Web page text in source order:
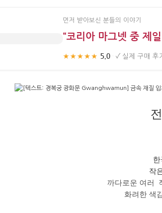
먼저 받아보신 분들의 이야기
“코리아 마그넷 중 제
★★★★★ 5.0 · ✓ 실제 구매 후
작
까다로운 여러
화려한 색